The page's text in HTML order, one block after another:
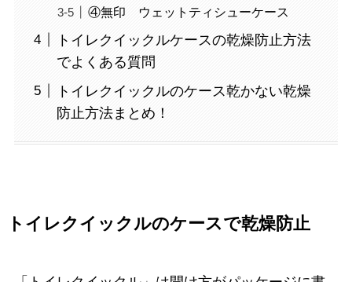
④無印 ウェットティシューケース
トイレクイックルケースの乾燥防止方法
でよくある質問
トイレクイックルのケース乾かない乾燥
防止方法まとめ！
トイレクイックルのケースで乾燥防止